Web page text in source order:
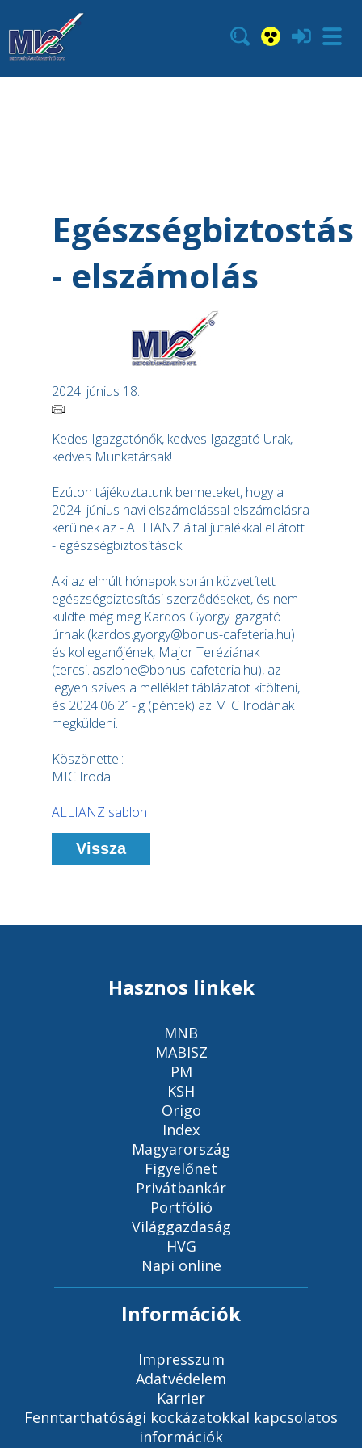
Egészségbiztostás
- elszámolás
2024. június 18.
Kedes Igazgatónők, kedves Igazgató Urak,
kedves Munkatársak!
Ezúton tájékoztatunk benneteket, hogy a
2024. június havi elszámolással elszámolásra
kerülnek az - ALLIANZ által jutalékkal ellátott
- egészségbiztosítások.
Aki az elmúlt hónapok során közvetített
egészségbiztosítási szerződéseket, és nem
küldte még meg Kardos György igazgató
úrnak (kardos.gyorgy@bonus-cafeteria.hu)
és kolleganőjének, Major Teréziának
(tercsi.laszlone@bonus-cafeteria.hu), az
legyen szives a melléklet táblázatot kitölteni,
és 2024.06.21-ig (péntek) az MIC Irodának
megküldeni.
Köszönettel:
MIC Iroda
ALLIANZ sablon
Vissza
Hasznos linkek
MNB
MABISZ
PM
KSH
Origo
Index
Magyarország
Figyelőnet
Privátbankár
Portfólió
Világgazdaság
HVG
Napi online
Információk
Impresszum
Adatvédelem
Karrier
Fenntarthatósági kockázatokkal kapcsolatos
információk